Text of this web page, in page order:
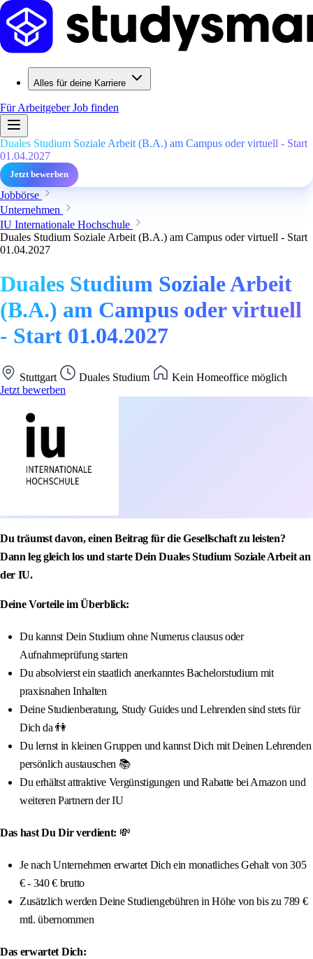
Alles für deine Karriere
Für ArbeitgeberJob finden
Duales Studium Soziale Arbeit (B.A.) am Campus oder virtuell - Start
01.04.2027
Jetzt bewerben
Jobbörse
Unternehmen
IU Internationale Hochschule
Duales Studium Soziale Arbeit (B.A.) am Campus oder virtuell - Start
01.04.2027
Duales Studium Soziale Arbeit
(B.A.) am Campus oder virtuell
- Start 01.04.2027
Stuttgart Duales Studium
Kein Homeoffice möglich
Jetzt bewerben
Du träumst davon, einen Beitrag für die Gesellschaft zu leisten?
Dann leg gleich los und starte Dein Duales Studium Soziale Arbeit an
der IU.
Deine Vorteile im Überblick:
Du kannst Dein Studium ohne Numerus clausus oder
Aufnahmeprüfung starten
Du absolvierst ein staatlich anerkanntes Bachelorstudium mit
praxisnahen Inhalten
Deine Studienberatung, Study Guides und Lehrenden sind stets für
Dich da 👫
Du lernst in kleinen Gruppen und kannst Dich mit Deinen Lehrenden
persönlich austauschen 📚
Du erhältst attraktive Vergünstigungen und Rabatte bei Amazon und
weiteren Partnern der IU
Das hast Du Dir verdient: 💸
Je nach Unternehmen erwartet Dich ein monatliches Gehalt von 305
€ - 340 € brutto
Zusätzlich werden Deine Studiengebühren in Höhe von bis zu 789 €
mtl. übernommen
Das erwartet Dich: